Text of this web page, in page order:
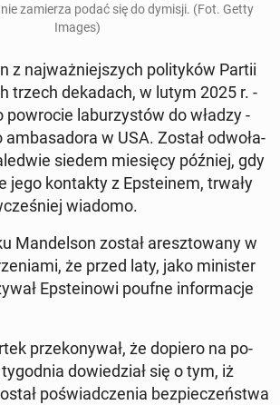
za­mie­rza podać się do dymisji. (Fot. Getty
Images)
z naj­waż­niej­szych po­li­ty­ków Partii
trzech de­ka­dach, w lutym 2025 r. -
po­wro­cie la­bu­rzy­stów do władzy -
am­ba­sa­do­ra w USA. Został od­wo­ła­
siedem mie­się­cy później, gdy
jego kon­tak­ty z Ep­ste­inem, trwały
wiadomo.
Man­del­son został aresz­to­wa­ny w
że przed laty, jako mi­ni­ster
Ep­ste­ino­wi poufne in­for­ma­cje
prze­ko­ny­wał, że dopiero na po­
do­wie­dział się o tym, iż
po­świad­cze­nia bez­pie­czeń­stwa